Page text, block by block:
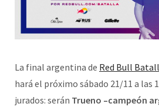
La final argentina de Red Bull
hará el próximo sábado 21/11 a las
jurados: serán Trueno –campeón